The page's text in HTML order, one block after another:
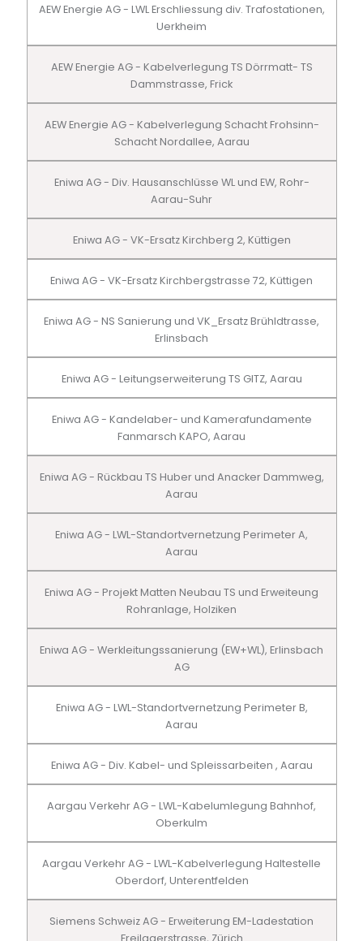
AEW Energie AG - LWL Erschliessung div. Trafostationen,
Uerkheim
AEW Energie AG - Kabelverlegung TS Dörrmatt- TS
Dammstrasse, Frick
AEW Energie AG - Kabelverlegung Schacht Frohsinn-
Schacht Nordallee, Aarau
Eniwa AG - Div. Hausanschlüsse WL und EW, Rohr-
Aarau-Suhr
Eniwa AG - VK-Ersatz Kirchberg 2, Küttigen
Eniwa AG - VK-Ersatz Kirchbergstrasse 72, Küttigen
Eniwa AG - NS Sanierung und VK_Ersatz Brühldtrasse,
Erlinsbach
Eniwa AG - Leitungserweiterung TS GITZ, Aarau
Eniwa AG - Kandelaber- und Kamerafundamente
Fanmarsch KAPO, Aarau
Eniwa AG - Rückbau TS Huber und Anacker Dammweg,
Aarau
Eniwa AG - LWL-Standortvernetzung Perimeter A,
Aarau
Eniwa AG - Projekt Matten Neubau TS und Erweiteung
Rohranlage, Holziken
Eniwa AG - Werkleitungssanierung (EW+WL), Erlinsbach
AG
Eniwa AG - LWL-Standortvernetzung Perimeter B,
Aarau
Eniwa AG - Div. Kabel- und Spleissarbeiten , Aarau
Aargau Verkehr AG - LWL-Kabelumlegung Bahnhof,
Oberkulm
Aargau Verkehr AG - LWL-Kabelverlegung Haltestelle
Oberdorf, Unterentfelden
Siemens Schweiz AG - Erweiterung EM-Ladestation
Freilagerstrasse, Zürich